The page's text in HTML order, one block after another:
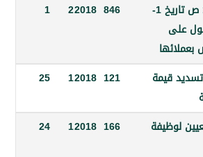
846
1
121
25
166
24